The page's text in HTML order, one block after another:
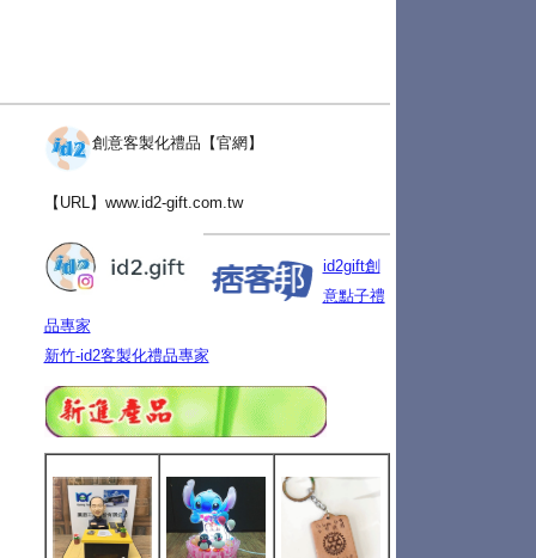
創意客製化禮品【官網】
【URL】 www.id2-gift.com.tw
id2gift創
意點子禮
品專家
新竹-id2客製化禮品專家